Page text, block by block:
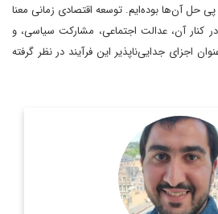
پی حل آن‌ها بوده‌ایم. توسعه اقتصادی زمانی معنا
کنار آن، عدالت اجتماعی، مشارکت سیاسی، و
اجزای جدایی‌ناپذیر این فرآیند در نظر گرفته
و مطالعات اروپایی از بلژیک
اطلاعات بیشتر